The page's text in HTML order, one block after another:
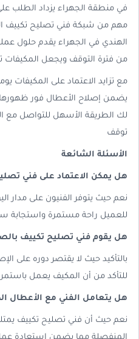
في منطقة الجهراء يزداد الطلب
مهم من شبكة فني تصليح تكييف
الهندي في الجهراء يقدم حلول
من فترة التوقف ويجعل المكيفات
مع تزايد الاعتماد على المكيفات
يضمن إصلاح الأعطال فور ظهورها
لك الطريقة الأسهل للتواصل مع
توقف
الأسئلة الشائعة
هل يمكن الاعتماد على فني
نعم حيث يتوفر الفنيون على مدار
للعميل راحة مستمرة واستجابة
هل يقوم فني تصليح تكييف
بالتأكيد حيث لا يقتصر دوره
للتأكد من أن المكيف يعمل
هل يتعامل الفني مع الأعطال
نعم حيث أن فني تصليح تكييف